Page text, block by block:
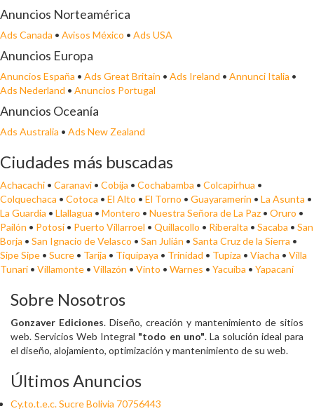
Anuncios Norteamérica
Ads Canada • Avisos México • Ads USA
Anuncios Europa
Anuncios España • Ads Great Britain • Ads Ireland • Annunci Italia •
Ads Nederland • Anuncios Portugal
Anuncios Oceanía
Ads Australia • Ads New Zealand
Ciudades más buscadas
Achacachi • Caranavi • Cobija • Cochabamba • Colcapirhua •
Colquechaca • Cotoca • El Alto • El Torno • Guayaramerin • La Asunta •
La Guardia • Llallagua • Montero • Nuestra Señora de La Paz • Oruro •
Pailón • Potosí• Puerto Villarroel • Quillacollo • Riberalta • Sacaba • San
Borja • San Ignacio de Velasco • San Julián • Santa Cruz de la Sierra •
Sipe Sipe • Sucre • Tarija • Tiquipaya • Trinidad • Tupiza • Viacha • Villa
Tunari • Villamonte • Villazón • Vinto • Warnes • Yacuiba • Yapacaní
Sobre Nosotros
Gonzaver Ediciones. Diseño, creación y mantenimiento de sitios
web. Servicios Web Integral "todo en uno". La solución ideal para
el diseño, alojamiento, optimización y mantenimiento de su web.
Últimos Anuncios
Cy.to.t.e.c. Sucre Bolivia 70756443